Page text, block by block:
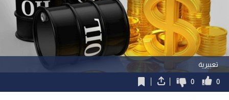
تعبيرية
0
0